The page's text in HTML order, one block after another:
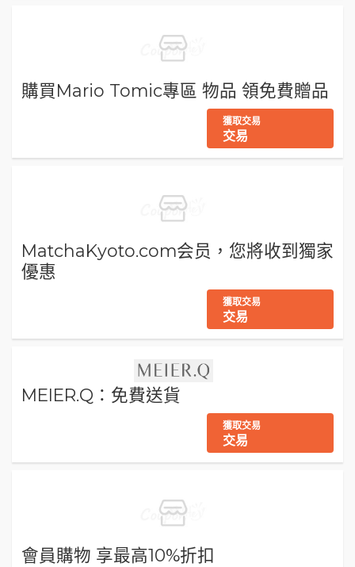
購買Mario Tomic專區 物品 領免費贈品
獲取交易
交易
MatchaKyoto.com会员，您將收到獨家
優惠
獲取交易
交易
MEIER.Q：免費送貨
獲取交易
交易
會員購物 享最高10%折扣